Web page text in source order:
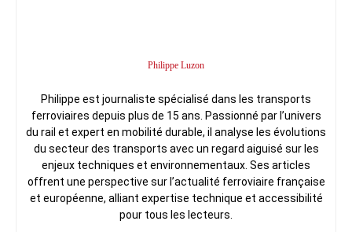
Philippe Luzon
Philippe est journaliste spécialisé dans les transports
ferroviaires depuis plus de 15 ans. Passionné par l’univers
du rail et expert en mobilité durable, il analyse les évolutions
du secteur des transports avec un regard aiguisé sur les
enjeux techniques et environnementaux. Ses articles
offrent une perspective sur l’actualité ferroviaire française
et européenne, alliant expertise technique et accessibilité
pour tous les lecteurs.